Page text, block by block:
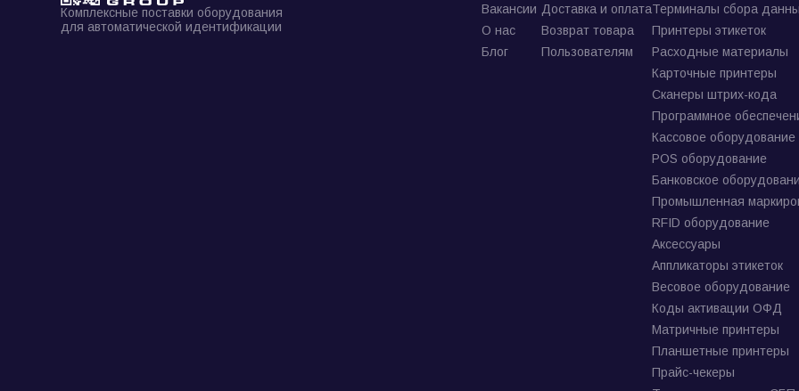
Комплексные поставки оборудования
для автоматической идентификации
Вакансии
О нас
Блог
Доставка и оплата
Возврат товара
Пользователям
Терминалы сбора
Принтеры этикеток
Расходные материалы
Карточные принтеры
Сканеры штрих-кода
Программное
Кассовое оборудование
POS оборудование
Банковское
Промышленная
RFID оборудование
Аксессуары
Аппликаторы этикеток
Весовое оборудование
Коды активации ОФД
Матричные принтеры
Планшетные принтеры
Прайс-чекеры